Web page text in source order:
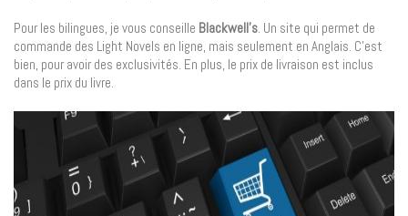
Pour les bilingues, je vous conseille Blackwell’s . Un site qui permet de
commande des Light Novels en ligne, mais seulement en Anglais. C’est
bien, pour avoir des exclusivités. En plus, le prix de livraison est inclus
dans le prix du livre.